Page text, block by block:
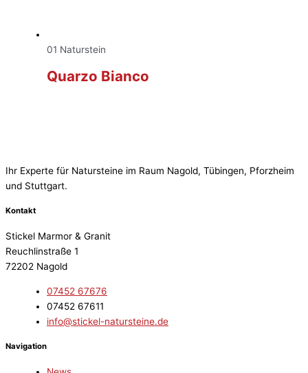
01 Naturstein
Quarzo Bianco
Ihr Experte für Natursteine im Raum Nagold, Tübingen, Pforzheim
und Stuttgart.
Kontakt
Stickel Marmor & Granit
Reuchlinstraße 1
72202 Nagold
07452 67676
07452 67611
info@stickel-natursteine.de
Navigation